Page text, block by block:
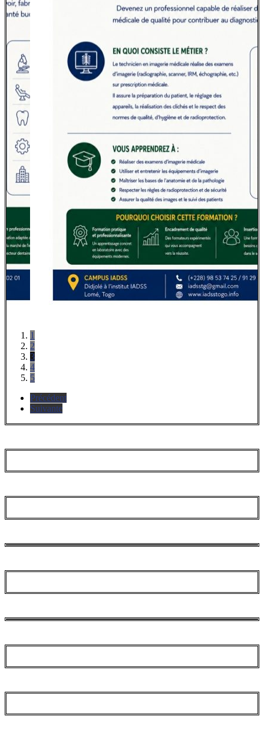
1
2
3
4
5
Précédent
Suivante